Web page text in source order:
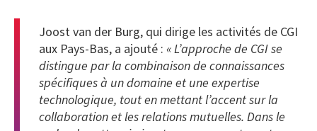
Joost van der Burg, qui dirige les activités de CGI
aux Pays-Bas, a ajouté : « L’approche de CGI se
distingue par la combinaison de connaissances
spécifiques à un domaine et une expertise
technologique, tout en mettant l’accent sur la
collaboration et les relations mutuelles. Dans le